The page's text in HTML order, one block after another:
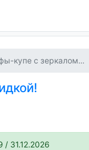
купе с зеркалом...
/ 31.12.2026